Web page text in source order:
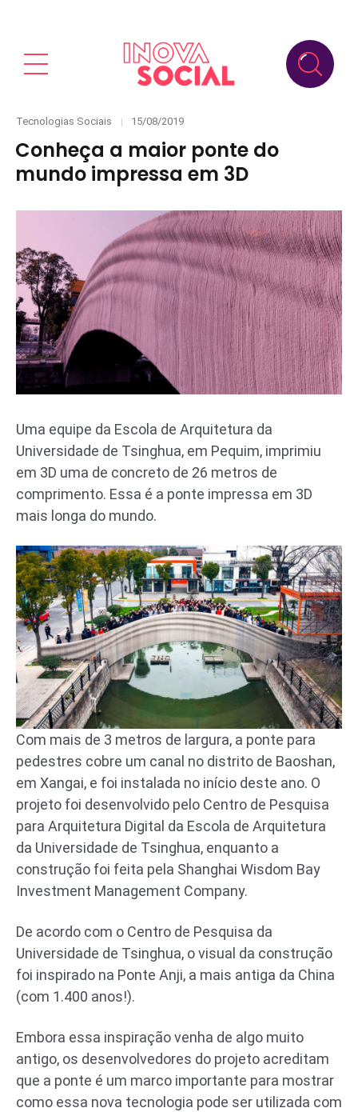
Categories
Tecnologias Sociais
Posted
15/08/2019
Conheça a maior ponte do
mundo impressa em 3D
Uma equipe da Escola de Arquitetura da
Universidade de Tsinghua, em Pequim, imprimiu
em 3D uma de concreto de 26 metros de
comprimento. Essa é a ponte impressa em 3D
mais longa do mundo.
Com mais de 3 metros de largura, a ponte para
pedestres cobre um canal no distrito de Baoshan,
em Xangai, e foi instalada no início deste ano. O
projeto foi desenvolvido pelo Centro de Pesquisa
para Arquitetura Digital da Escola de Arquitetura
da Universidade de Tsinghua, enquanto a
construção foi feita pela Shanghai Wisdom Bay
Investment Management Company.
De acordo com o Centro de Pesquisa da
Universidade de Tsinghua, o visual da construção
foi inspirado na Ponte Anji, a mais antiga da China
(com 1.400 anos!).
Embora essa inspiração venha de algo muito
antigo, os desenvolvedores do projeto acreditam
que a ponte é um marco importante para mostrar
como essa nova tecnologia pode ser utilizada com